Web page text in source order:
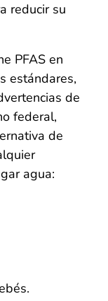
reducir su
PFAS en
estándares,
de
federal,
de
agua: